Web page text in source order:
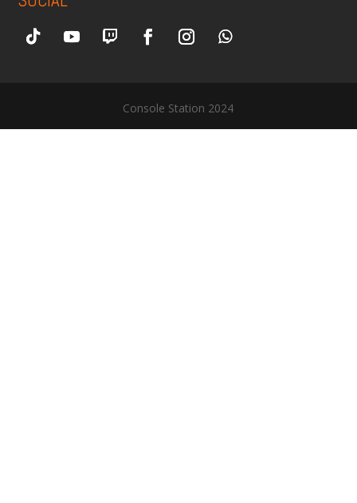
Console Station 2024